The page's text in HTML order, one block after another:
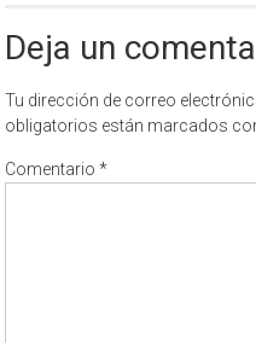
Deja un
Tu dirección de correo
obligatorios están marcados
Comentario*